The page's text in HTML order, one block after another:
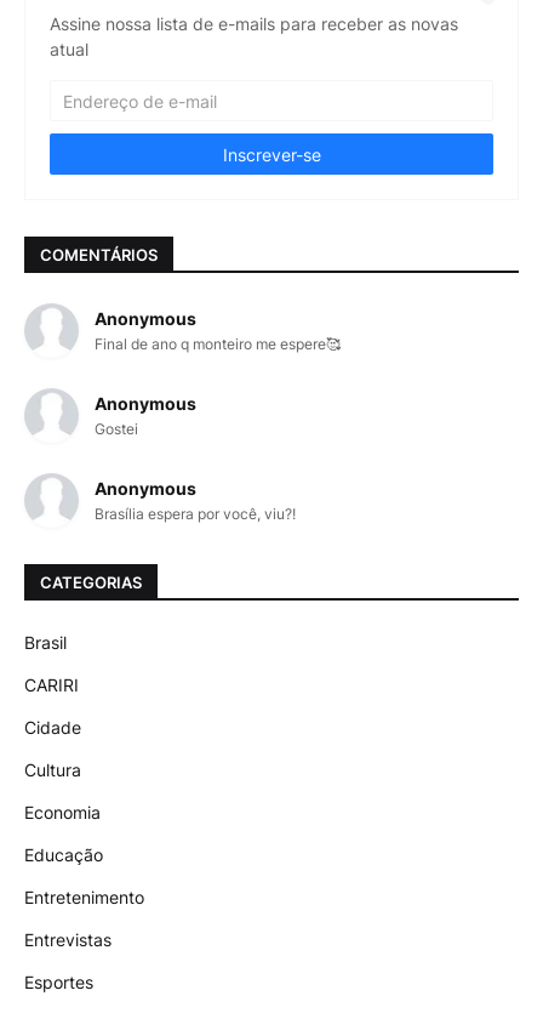
Assine nossa lista de e-mails para receber as novas
atual
COMENTÁRIOS
Anonymous
Final de ano q monteiro me espere🥰
Anonymous
Gostei
Anonymous
Brasília espera por você, viu?!
CATEGORIAS
Brasil
CARIRI
Cidade
Cultura
Economia
Educação
Entretenimento
Entrevistas
Esportes